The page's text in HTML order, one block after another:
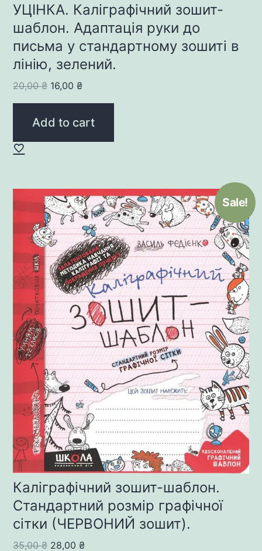
УЦІНКА. Каліграфічний зошит-
шаблон. Адаптація руки до
письма у стандартному зошиті в
лінію, зелений.
20,00₴ Original
price
was:
16,00₴Current
price
Add to cart
Sale!
Каліграфічний зошит-шаблон.
Cтандартний розмір графічної
сітки (ЧЕРВОНИЙ зошит).
35,00₴ Original
28,00₴Current